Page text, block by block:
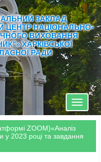
ЗАКЛАД
ЦЕНТР НАЦІОНАЛЬНО-
ВИХОВАННЯ
ХАРКІВСЬКОЇ
РАДИ
Toggle
ZOOM)«Аналіз
у 2023 році та завдання